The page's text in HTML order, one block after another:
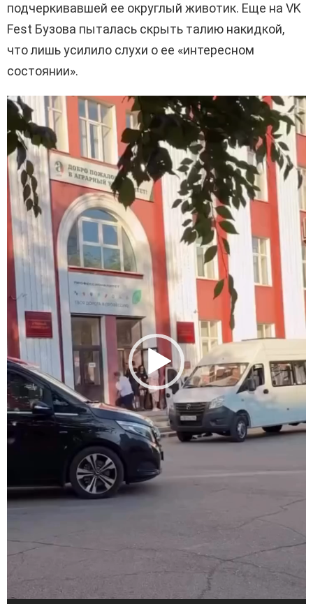
подчеркивавшей ее округлый животик. Еще на VK
Fest Бузова пыталась скрыть талию накидкой,
что лишь усилило слухи о ее «интересном
состоянии».
В
и
д
е
о
п
л
е
р